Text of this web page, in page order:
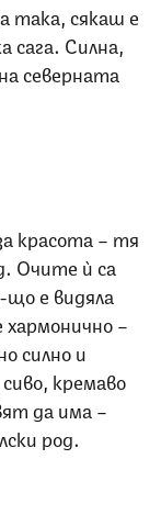
така, сякаш е
сага. Силна,
северната
красота – тя
Очите ѝ са
що е видяла
–
силно и
кремаво
да има –
род.